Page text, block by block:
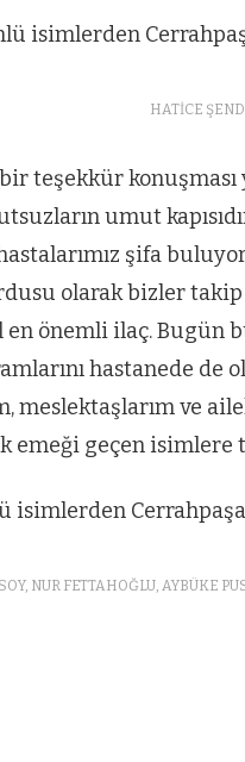
HATİCE
teşekkür konuşması
umut
şifa
olarak bizler
önemli ilaç. Bugün
hastanede de
meslektaşlarım ve
emeği geçen
NUR FETTAHOĞLU, AYBÜKE